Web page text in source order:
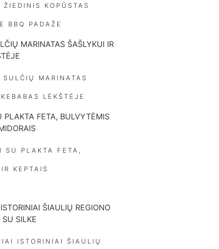
ŽIEDINIS KOPŪSTAS
BBQ PADAŽE
SULČIŲ MARINATAS
LĖKŠTĖJE
SU PLAKTA FETA,
KEPTAIS
ISTORINIAI ŠIAULIŲ